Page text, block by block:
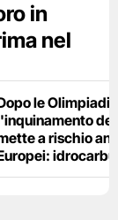
in
nel
le Olimpiadi,
a rischio